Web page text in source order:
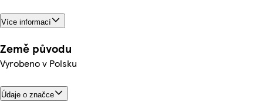
Více informací
Země původu
Vyrobeno v Polsku
Údaje o značce